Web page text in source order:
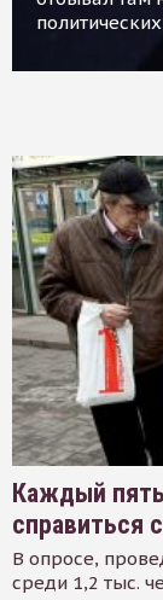
Каждый
справиться
В опросе,
среди 1,2 тыс.